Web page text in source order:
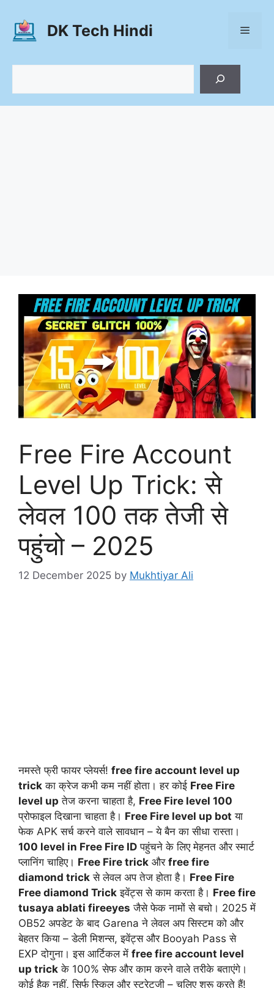
content
DK Tech Hindi Menu
Free Fire Account
Level Up Trick: से
लेवल 100 तक तेजी से
पहुंचो – 2025
12 December 2025 by Mukhtiyar Ali
नमस्ते फ्री फायर प्लेयर्स! free fire account level up
trick का क्रेज कभी कम नहीं होता। हर कोई Free Fire
level up तेज करना चाहता है, Free Fire level 100
प्रोफाइल दिखाना चाहता है। Free Fire level up bot या
फेक APK सर्च करने वाले सावधान – ये बैन का सीधा रास्ता।
100 level in Free Fire ID पहुंचने के लिए मेहनत और स्मार्ट
प्लानिंग चाहिए। Free Fire trick और free fire
diamond trick से लेवल अप तेज होता है। Free Fire
Free diamond Trick इवेंट्स से काम करता है। Free fire
tusaya ablati fireeyes जैसे फेक नामों से बचो। 2025 में
OB52 अपडेट के बाद Garena ने लेवल अप सिस्टम को और
बेहतर किया – डेली मिशन्स, इवेंट्स और Booyah Pass से
EXP दोगुना। इस आर्टिकल में free fire account level
up trick के 100% सेफ और काम करने वाले तरीके बताएंगे।
कोई हैक नहीं, सिर्फ स्किल और स्ट्रेटजी – चलिए शुरू करते हैं!